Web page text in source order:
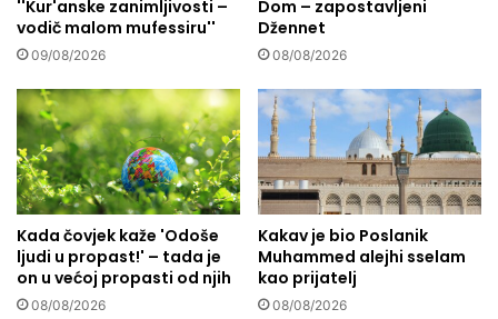
n
i
c
m
J
e
r
u
z
a
l
e
o
g
o
a
r
a
n
j
a
i
p
o
t
''Kur'anske zanimljivosti –
vodič malom mufessiru''
09/08/2026
Dom – zapostavljeni
Džennet
08/08/2026
Kada čovjek kaže 'Odoše
ljudi u propast!' – tada je
on u većoj propasti od njih
08/08/2026
Kakav je bio Poslanik
Muhammed alejhi sselam
kao prijatelj
08/08/2026